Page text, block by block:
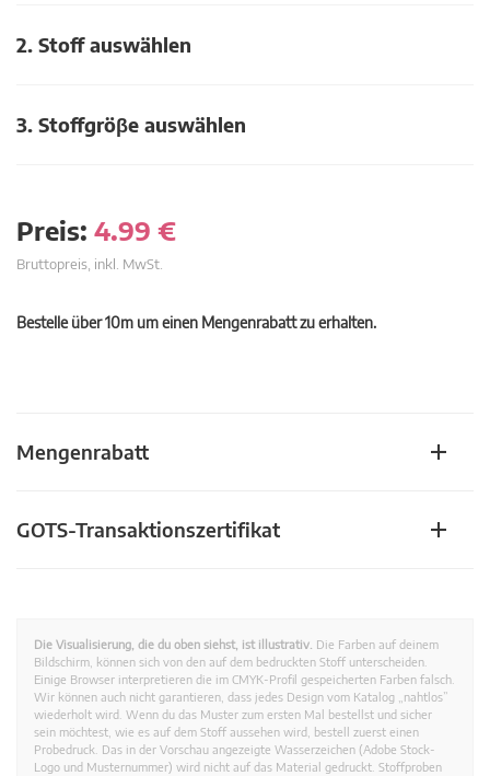
2. Stoff auswählen
3. Stoffgröβe auswählen
Preis: 4.99 €
Bruttopreis, inkl. MwSt.
Bestelle über 10m um einen Mengenrabatt zu erhalten.
Mengenrabatt
GOTS-Transaktionszertifikat
Die Visualisierung, die du oben siehst, ist illustrativ. Die Farben auf deinem
Bildschirm, können sich von den auf dem bedruckten Stoff unterscheiden.
Einige Browser interpretieren die im CMYK-Profil gespeicherten Farben falsch.
Wir können auch nicht garantieren, dass jedes Design vom Katalog „nahtlos”
wiederholt wird. Wenn du das Muster zum ersten Mal bestellst und sicher
sein möchtest, wie es auf dem Stoff aussehen wird, bestell zuerst einen
Probedruck. Das in der Vorschau angezeigte Wasserzeichen (Adobe Stock-
Logo und Musternummer) wird nicht auf das Material gedruckt. Stoffproben